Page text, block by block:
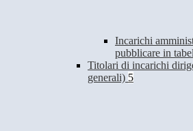
Incarichi
pubblicare in
Titolari di incarichi
generali) 5